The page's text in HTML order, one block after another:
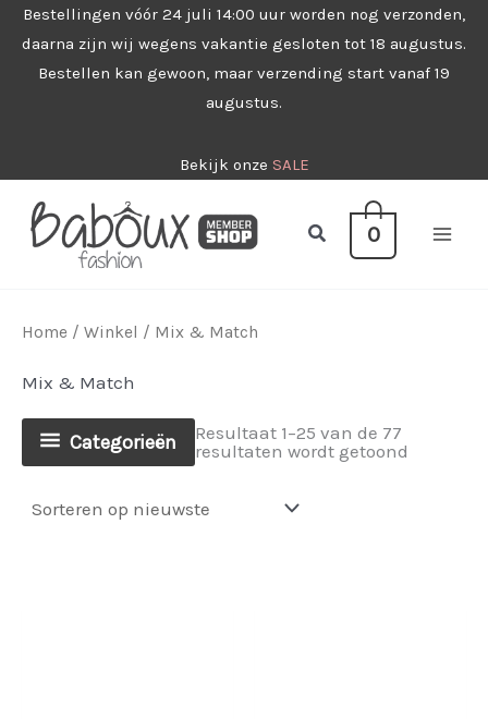
naar
Bestellingen vóór 24 juli 14:00 uur worden nog verzonden,
daarna zijn wij wegens vakantie gesloten tot 18 augustus.
Bestellen kan gewoon, maar verzending start vanaf 19
augustus.
Bekijk onze SALE
Zoeken0
Home / Winkel / Mix & Match
Mix & Match
Categorieën
Resultaat 1–25 van de 77
resultaten wordt getoond